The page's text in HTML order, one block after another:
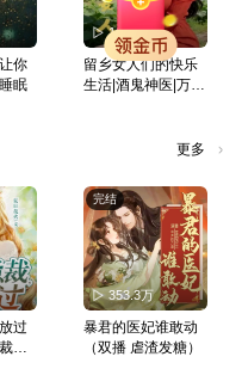
你
眠
1004.5万
留乡女人们的快乐
生活|酒鬼神医|万人
更多
过
更
353.3万
完结
暴君的医妃谁敢动
（双播 虐渣发糖）